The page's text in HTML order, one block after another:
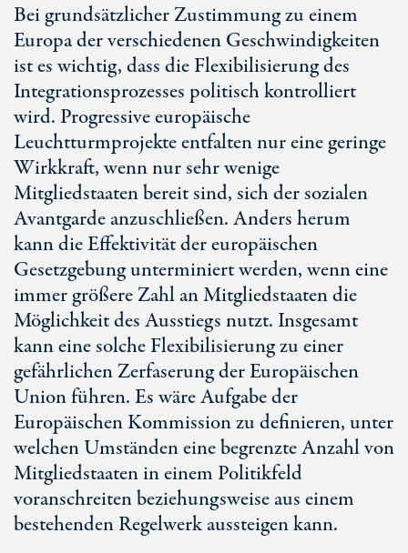
Bei grundsätzlicher Zustimmung zu einem
Europa der verschiedenen Geschwindigkeiten
ist es wichtig, dass die Flexibilisierung des
Integrationsprozesses politisch kontrolliert
wird. Progressive europäische
Leuchtturmprojekte entfalten nur eine geringe
Wirkkraft, wenn nur sehr wenige
Mitgliedstaaten bereit sind, sich der sozialen
Avantgarde anzuschließen. Anders herum
kann die Effektivität der europäischen
Gesetzgebung unterminiert werden, wenn eine
immer größere Zahl an Mitgliedstaaten die
Möglichkeit des Ausstiegs nutzt. Insgesamt
kann eine solche Flexibilisierung zu einer
gefährlichen Zerfaserung der Europäischen
Union führen. Es wäre Aufgabe der
Europäischen Kommission zu definieren, unter
welchen Umständen eine begrenzte Anzahl von
Mitgliedstaaten in einem Politikfeld
voranschreiten beziehungsweise aus einem
bestehenden Regelwerk aussteigen kann.